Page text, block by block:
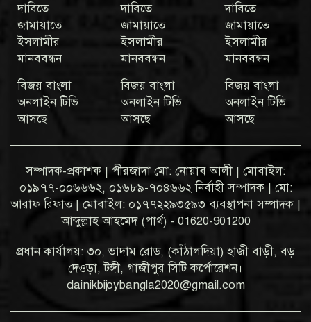
দাবিতে
জামায়াতে
ইসলামীর
মানববন্ধন
বিজয় বাংলা
অনলাইন টিভি
আসছে
দাবিতে
জামায়াতে
ইসলামীর
মানববন্ধন
বিজয় বাংলা
অনলাইন টিভি
আসছে
দাবিতে
জামায়াতে
ইসলামীর
মানববন্ধন
বিজয় বাংলা
অনলাইন টিভি
আসছে
সম্পাদক-প্রকাশক | পীরজাদা মো: নোয়াব আলী | মোবাইল:
০১৯৭৭-০০৬৬৬২, ০১৬৮৯-৭০৪৬৬২ নির্বাহী সম্পাদক | মো:
আরাফ রিফাত | মোবাইল: ০১৭৭২২৯৩৫৯৩ ব্যবস্থাপনা সম্পাদক |
আব্দুল্লাহ আহমেদ (পার্থ) - 01620-901200
প্রধান কার্যালয়: ৩০, ভাদাম রোড, (কাঁঠালদিয়া) হাজী বাড়ী, বড়
দেওড়া, টঙ্গী, গাজীপুর সিটি কর্পোরেশন।
dainikbijoybangla2020@gmail.com